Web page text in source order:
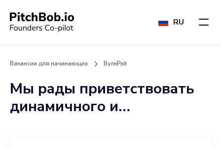
RU
Вакансии для начинающих ВулкРэй
Мы рады приветствовать
динамичного и